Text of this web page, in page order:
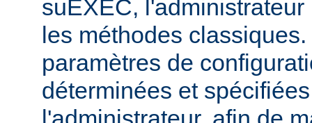
suEXEC,
les méthodes
paramètres de
déterminées et